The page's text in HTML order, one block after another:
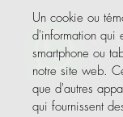
Un cookie ou
d'information qui
smartphone ou
notre site web.
que d'autres
qui fournissent